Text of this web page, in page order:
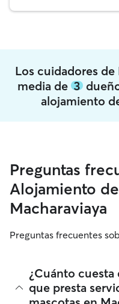
Los cuidadores
media de 3
alojamiento
Preguntas
Alojamiento
Macharaviaya
Preguntas frecuentes
¿Cuánto
que presta